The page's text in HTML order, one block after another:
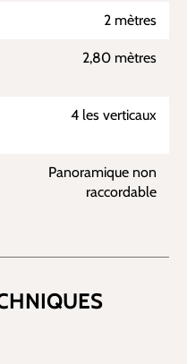
2 mètres
2,80 mètres
4 les verticaux
Panoramique non
raccordable